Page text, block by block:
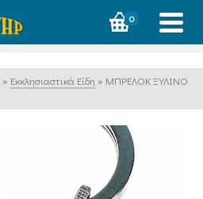
0
» Εκκλησιαστικά Είδη » ΜΠΡΕΛΟΚ ΞΥΛΙΝΟ